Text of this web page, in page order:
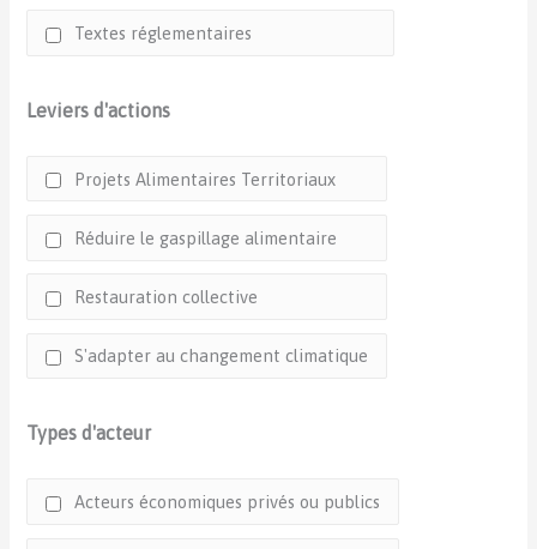
Textes réglementaires
Leviers d'actions
Projets Alimentaires Territoriaux
Réduire le gaspillage alimentaire
Restauration collective
S'adapter au changement climatique
Types d'acteur
Acteurs économiques privés ou publics